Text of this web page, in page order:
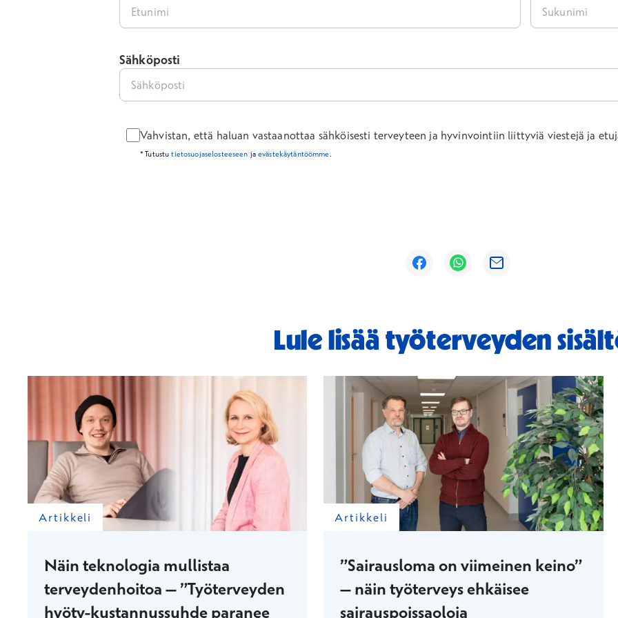
Sähköposti
Vahvistan, että haluan vastaanottaa sähköisesti terveyteen ja hyvinvointiin liittyviä viestejä ja
* Tutustutietosuojaselosteeseen jaevästekäytäntöömme .
Avautuu uuteen ikkunaan
Avautuu uuteen ikkunaan
Avautuu uuteen ikkunaan
Lule lisää työterveyden
Artikkeli
Näin teknologia mullistaa
terveydenhoitoa – ”Työterveyden
hyöty-kustannussuhde paranee
Artikkeli
”Sairausloma on viimeinen keino”
– näin työterveys ehkäisee
sairauspoissaoloja